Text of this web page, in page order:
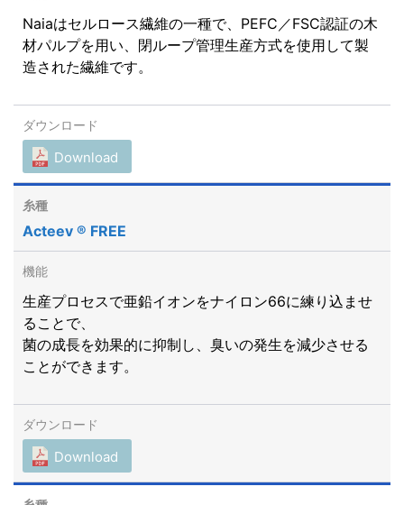
Naiaはセルロース繊維の一種で、PEFC／FSC認証の木
材パルプを用い、閉ループ管理生産方式を使用して製
造された繊維です。
Download
Acteev ® FREE
生産プロセスで亜鉛イオンをナイロン66に練り込ませ
ることで、
菌の成長を効果的に抑制し、臭いの発生を減少させる
ことができます。
Download